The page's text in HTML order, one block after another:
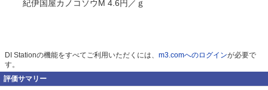
紀伊国屋カノコソウM 4.6円／ｇ
DI Stationの機能をすべてご利用いただくには、 m3.comへのログインが必要で
す。
評価サマリー